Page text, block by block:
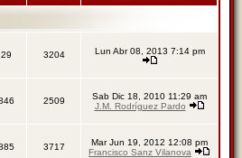
3204 Lun Abr 08, 2013 7:14 pm
2509
Sab Dic 18, 2010 11:29 am
J.M. Rodríguez Pardo
3717
Mar Jun 19, 2012 12:08 pm
Francisco Sanz Vilanova